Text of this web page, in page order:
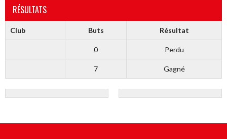
RÉSULTATS
Club Buts Résultat
0 Perdu
7 Gagné